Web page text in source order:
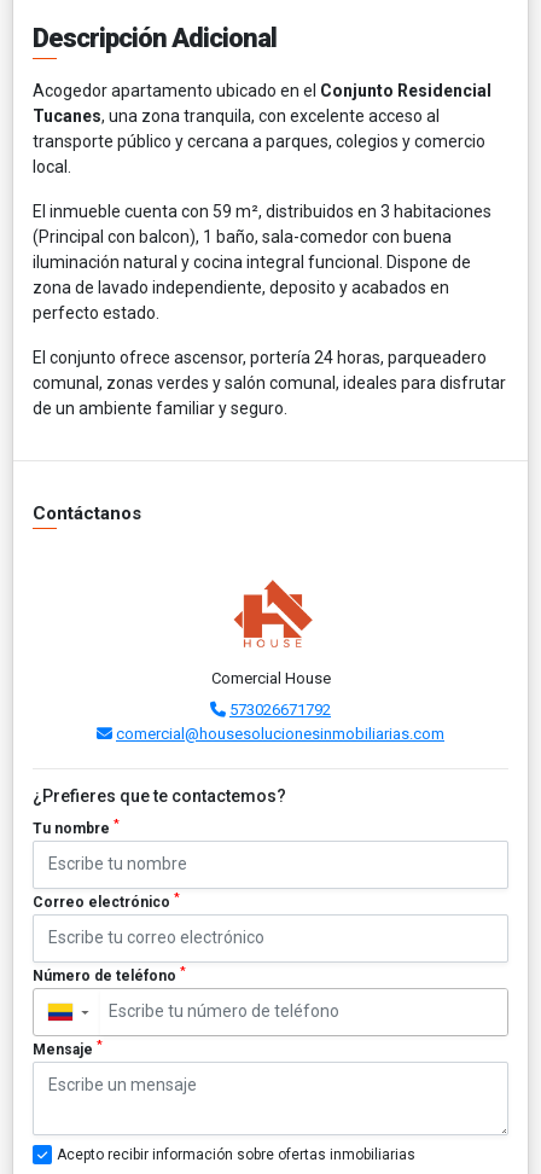
Descripción Adicional
Acogedor apartamento ubicado en el Conjunto Residencial
Tucanes, una zona tranquila, con excelente acceso al
transporte público y cercana a parques, colegios y comercio
local.
El inmueble cuenta con 59 m², distribuidos en 3 habitaciones
(Principal con balcon), 1 baño, sala-comedor con buena
iluminación natural y cocina integral funcional. Dispone de
zona de lavado independiente, deposito y acabados en
perfecto estado.
El conjunto ofrece ascensor, portería 24 horas, parqueadero
comunal, zonas verdes y salón comunal, ideales para disfrutar
de un ambiente familiar y seguro.
Contáctanos
Comercial House
573026671792
comercial@housesolucionesinmobiliarias.com
¿Prefieres que te contactemos?
Tu nombre *
Correo electrónico *
Número de teléfono *
▼
Mensaje *
Acepto recibir información sobre ofertas inmobiliarias